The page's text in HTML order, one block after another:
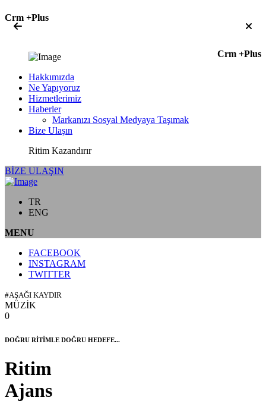
Crm +Plus
Crm +Plus
Hakkımızda
Ne Yapıyoruz
Hizmetlerimiz
Haberler
Markanızı Sosyal Medyaya Taşımak
Bize Ulaşın
Ritim Kazandırır
BİZE ULAŞIN
TR
ENG
MENU
FACEBOOK
INSTAGRAM
TWITTER
#AŞAĞI KAYDIR
MÜZİK
0
DOĞRU RİTİMLE DOĞRU HEDEFE...
Ritim
Ajans